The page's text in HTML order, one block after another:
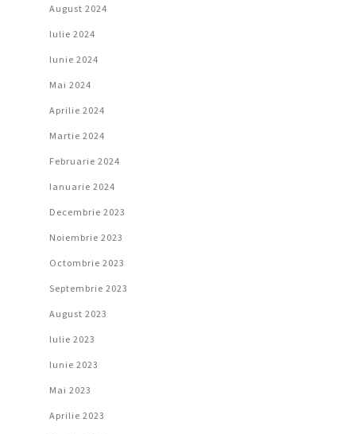
August 2024
Iulie 2024
Iunie 2024
Mai 2024
Aprilie 2024
Martie 2024
Februarie 2024
Ianuarie 2024
Decembrie 2023
Noiembrie 2023
Octombrie 2023
Septembrie 2023
August 2023
Iulie 2023
Iunie 2023
Mai 2023
Aprilie 2023